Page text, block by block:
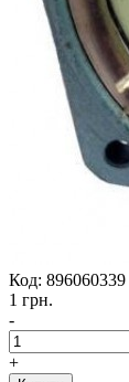
Код: 896060339
1 грн.
-
+